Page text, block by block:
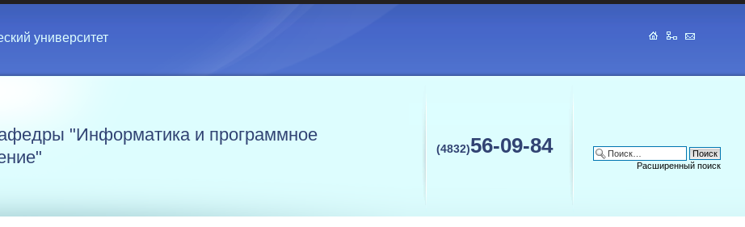
университет
"Информатика и программное
(4832)56-09-84
Расширенный поиск